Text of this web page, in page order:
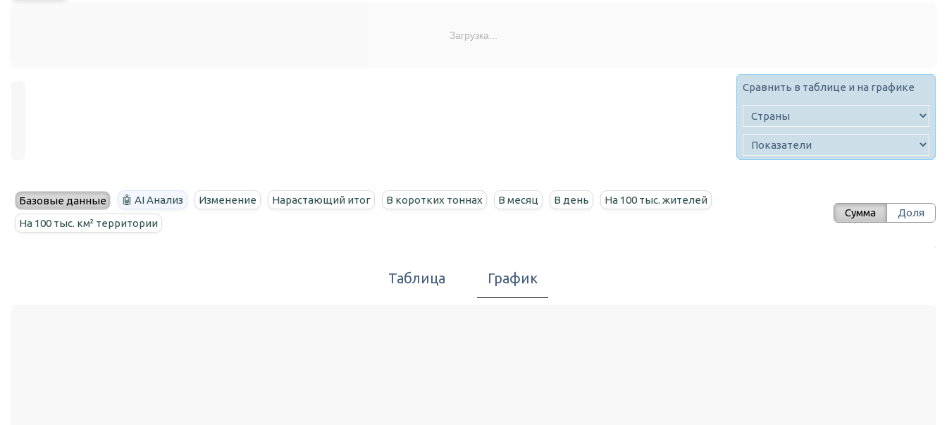
Загрузка...
Сравнить в таблице и на графике
Базовые данные 🤖 AI Анализ Изменение Нарастающий итог В коротких тоннах В месяц В день
На 100 тыс. жителей
На 100 тыс. км² территории
Сумма Доля
Таблица График